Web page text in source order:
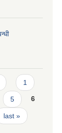
1
5 6
last »